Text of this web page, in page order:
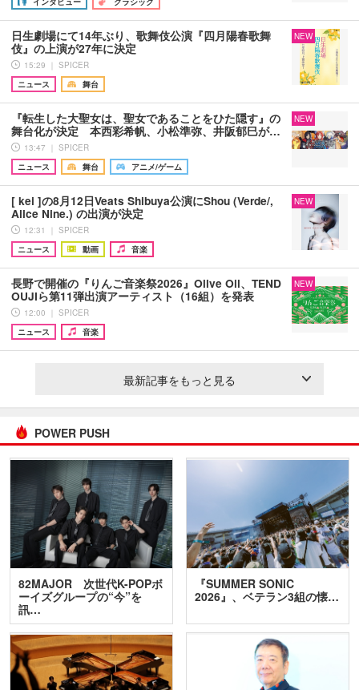
日生劇場にて14年ぶり、歌舞伎公演『四月陽春歌舞
伎』の上演が27年に決定
15:29 ｜ SPICER
ニュース
舞台
NEW
『転生した大聖女は、聖女であることをひた隠す』の
舞台化が決定 本西彩希帆、小松準弥、井阪郁巳が…
13:47 ｜ SPICER
ニュース
舞台 アニメ/ゲーム
NEW
[ kei ]の8月12日Veats Shibuya公演にShou (Verde/,
Alice Nine.) の出演が決定
12:31 ｜ SPICER
ニュース
動画 音楽
NEW
長野で開催の『りんご音楽祭2026』Olive Oil、TEND
OUJIら第11弾出演アーティスト（16組）を発表
12:00 ｜ SPICER
ニュース
音楽
NEW
最新記事をもっと見る
POWER PUSH
82MAJOR 次世代K-POPボ
ーイズグループの“今”を
訊…
『SUMMER SONIC
2026』、ベテラン3組の懐…